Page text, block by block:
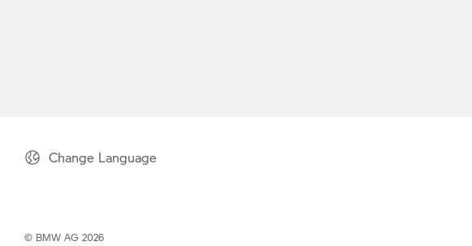
Change Language
© BMW AG 2026